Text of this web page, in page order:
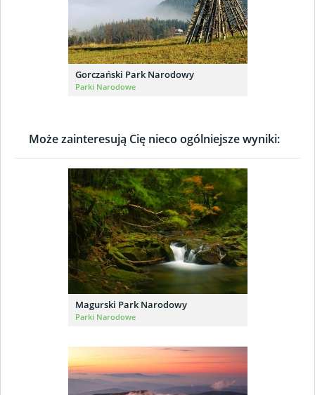
Gorczański Park Narodowy
Parki Narodowe
Może zainteresują Cię nieco ogólniejsze wyniki:
Magurski Park Narodowy
Parki Narodowe